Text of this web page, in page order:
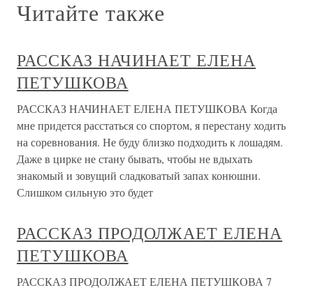
Читайте также
РАССКАЗ НАЧИНАЕТ ЕЛЕНА
ПЕТУШКОВА
РАССКАЗ НАЧИНАЕТ ЕЛЕНА ПЕТУШКОВА Когда
мне придется расстаться со спортом, я перестану ходить
на соревнования. Не буду близко подходить к лошадям.
Даже в цирке не стану бывать, чтобы не вдыхать
знакомый и зовущий сладковатый запах конюшни.
Слишком сильную это будет
РАССКАЗ ПРОДОЛЖАЕТ ЕЛЕНА
ПЕТУШКОВА
РАССКАЗ ПРОДОЛЖАЕТ ЕЛЕНА ПЕТУШКОВА 7